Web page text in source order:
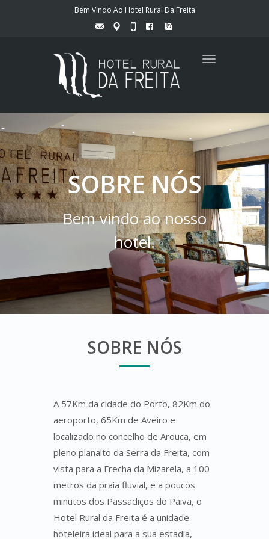
Bem Vindo Ao Hotel Rural Da Freita
Toggle
SOBRE NÓS
Bem vindo ao nosso
hotel.
SOBRE NÓS
A 57Km da cidade do Porto, 82Km do
aeroporto, 65Km de Aveiro e
localizado no concelho de Arouca, em
pleno planalto da Serra da Freita, com
vista para a Frecha da Mizarela, a 100
metros da praia fluvial, e a poucos
minutos dos Passadiços do Paiva, o
Hotel Rural da Freita é a unidade
hoteleira ideal para a sua estadia,